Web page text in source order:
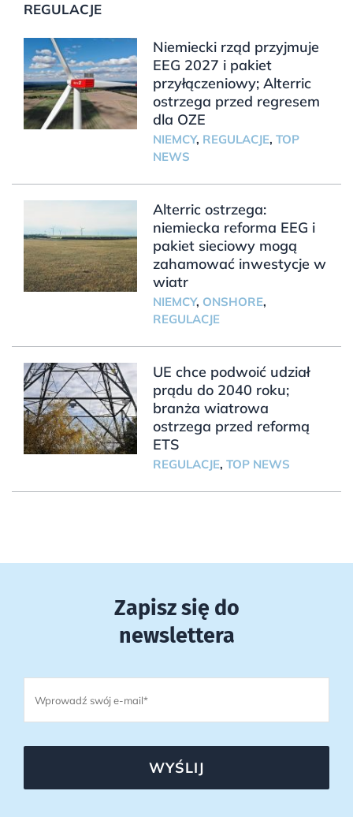
REGULACJE
Niemiecki rząd przyjmuje
EEG 2027 i pakiet
przyłączeniowy; Alterric
ostrzega przed regresem
dla OZE
NIEMCY, REGULACJE, TOP
NEWS
Alterric ostrzega:
niemiecka reforma EEG i
pakiet sieciowy mogą
zahamować inwestycje w
wiatr
NIEMCY, ONSHORE,
REGULACJE
UE chce podwoić udział
prądu do 2040 roku;
branża wiatrowa
ostrzega przed reformą
ETS
REGULACJE, TOP NEWS
Zapisz się do
newslettera
WYŚLIJ